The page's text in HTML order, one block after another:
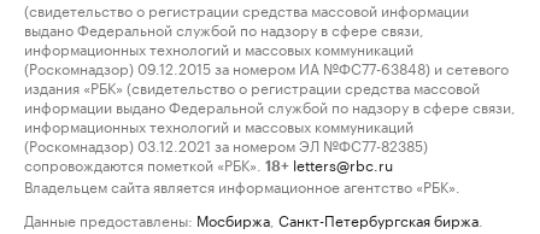
(свидетельство о регистрации средства массовой информации
выдано Федеральной службой по надзору в сфере связи,
информационных технологий и массовых коммуникаций
(Роскомнадзор) 09.12.2015 за номером ИА №ФС77-63848) и сетевого
издания «РБК» (свидетельство о регистрации средства массовой
информации выдано Федеральной службой по надзору в сфере связи,
информационных технологий и массовых коммуникаций
(Роскомнадзор) 03.12.2021 за номером ЭЛ №ФС77-82385)
сопровождаются пометкой «РБК».
18+ letters@rbc.ru
Владельцем сайта является информационное агентство «РБК».
Данные предоставлены: Мосбиржа Санкт-Петербургская биржа